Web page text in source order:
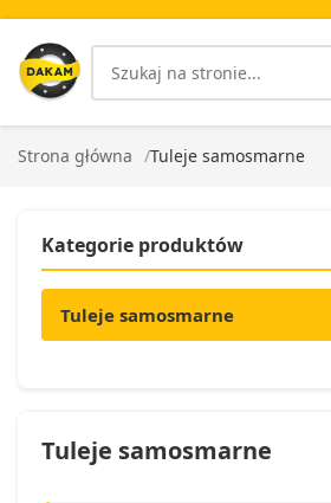
Strona główna Tuleje samosmarne
Kategorie produktów
Tuleje samosmarne
Tuleje samosmarne